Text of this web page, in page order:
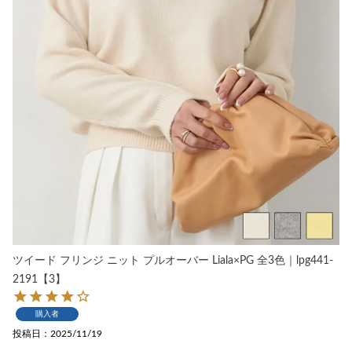
ツイード フリンジ ニット プルオーバー Liala×PG 全3色｜lpg441-
2191【3】
購入者
投稿日 2025/11/19